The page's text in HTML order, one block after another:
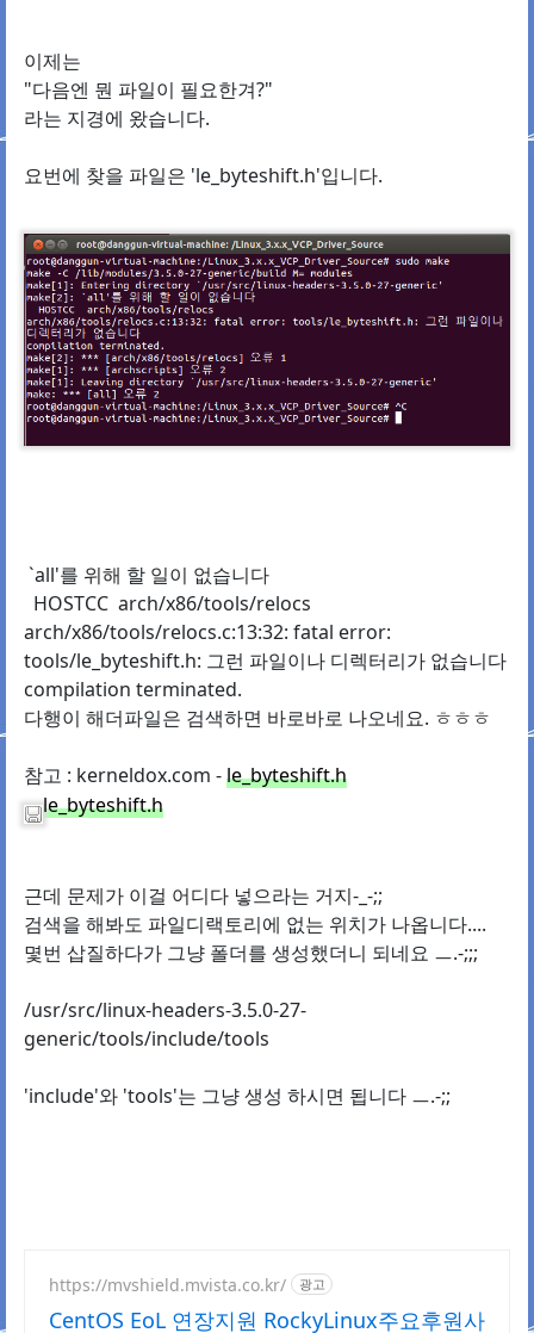
이제는
"다음엔 뭔 파일이 필요한겨?"
라는 지경에 왔습니다.
요번에 찾을 파일은 'le_byteshift.h'입니다.
`all'를 위해 할 일이 없습니다
HOSTCC arch/x86/tools/relocs
arch/x86/tools/relocs.c:13:32: fatal error:
tools/le_byteshift.h: 그런 파일이나 디렉터리가 없습니다
compilation terminated.
다행이 해더파일은 검색하면 바로바로 나오네요. ㅎㅎㅎ
참고 : kerneldox.com -le_byteshift.h
le_byteshift.h
근데 문제가 이걸 어디다 넣으라는 거지-_-;;
검색을 해봐도 파일디랙토리에 없는 위치가 나옵니다....
몇번 삽질하다가 그냥 폴더를 생성했더니 되네요 ㅡ.-;;;
/usr/src/linux-headers-3.5.0-27-
generic/tools/include/tools
'include'와 'tools'는 그냥 생성 하시면 됩니다 ㅡ.-;;
https://mvshield.mvista.co.kr/ 광고
CentOS EoL 연장지원 RockyLinux주요후원사